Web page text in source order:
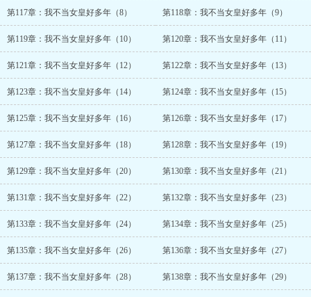
第117章：我不当女皇好多年（8） 第118章：我不当女皇好多年（9）
第119章：我不当女皇好多年（10） 第120章：我不当女皇好多年（11）
第121章：我不当女皇好多年（12） 第122章：我不当女皇好多年（13）
第123章：我不当女皇好多年（14） 第124章：我不当女皇好多年（15）
第125章：我不当女皇好多年（16） 第126章：我不当女皇好多年（17）
第127章：我不当女皇好多年（18） 第128章：我不当女皇好多年（19）
第129章：我不当女皇好多年（20） 第130章：我不当女皇好多年（21）
第131章：我不当女皇好多年（22） 第132章：我不当女皇好多年（23）
第133章：我不当女皇好多年（24） 第134章：我不当女皇好多年（25）
第135章：我不当女皇好多年（26） 第136章：我不当女皇好多年（27）
第137章：我不当女皇好多年（28） 第138章：我不当女皇好多年（29）